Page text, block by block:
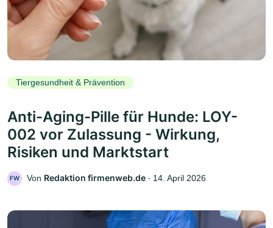
Tiergesundheit & Prävention
Anti-Aging-Pille für Hunde: LOY-
002 vor Zulassung - Wirkung,
Risiken und Marktstart
FW Von Redaktion firmenweb.de ‧ 14. April 2026